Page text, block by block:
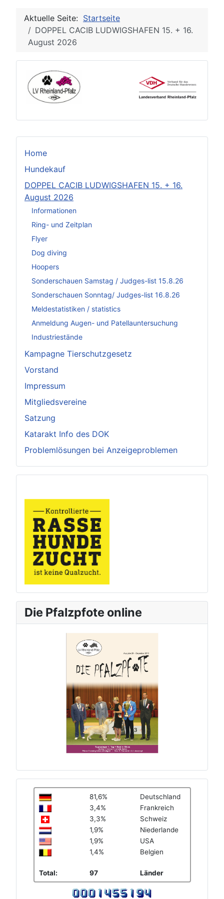
Home
Hundekauf
DOPPEL CACIB LUDWIGSHAFEN 15. + 16.
August 2026
Informationen
Ring- und Zeitplan
Flyer
Dog diving
Hoopers
Sonderschauen Samstag / Judges-list 15.8.26
Sonderschauen Sonntag/ Judges-list 16.8.26
Meldestatistiken / statistics
Anmeldung Augen- und Patellauntersuchung
Industriestände
Kampagne Tierschutzgesetz
Vorstand
Impressum
Mitgliedsvereine
Satzung
Katarakt Info des DOK
Problemlösungen bei Anzeigeproblemen
Die Pfalzpfote online
81,6%
Deutschland
3,4%
Frankreich
3,3%
Schweiz
1,9%
Niederlande
1,9%
USA
1,4%
Belgien
Total: 97 Länder
Aktuelle Seite: Startseite
DOPPEL CACIB LUDWIGSHAFEN 15. + 16.
August 2026